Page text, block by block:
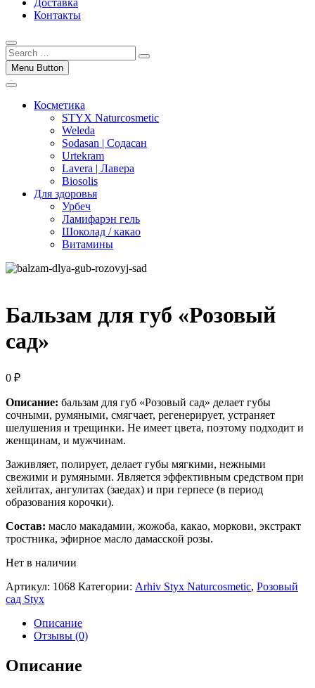
Доставка
Контакты
Menu Button
Косметика
STYX Naturcosmetic
Weleda
Sodasan | Содасан
Urtekram
Lavera | Лавера
Biosolis
Для здоровья
Урбеч
Ламифарэн гель
Шоколад / какао
Витамины
Бальзам для губ «Розовый
сад»
0 ₽
Описание: бальзам для губ «Розовый сад» делает губы
сочными, румяными, смягчает, регенерирует, устраняет
шелушения и трещинки. Не имеет цвета, поэтому подходит и
женщинам, и мужчинам.
Заживляет, полирует, делает губы мягкими, нежными
свежими и румяными. Является эффективным средством при
хейлитах, ангулитах (заедах) и при герпесе (в период
образования корочки).
Состав: масло макадамии, жожоба, какао, моркови, экстракт
тростника, эфирное масло дамасской розы.
Нет в наличии
Артикул: 1068 Категории: Arhiv Styx Naturcosmetic, Розовый
сад Styx
Описание
Отзывы (0)
Описание